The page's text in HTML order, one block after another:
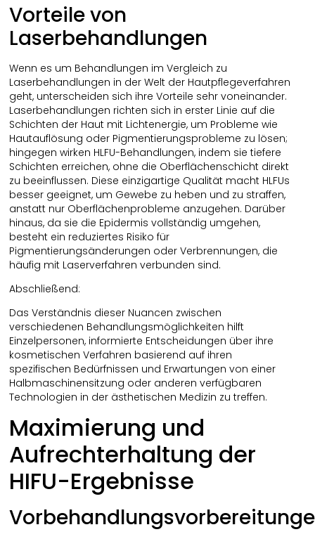
Vorteile von
Laserbehandlungen
Wenn es um Behandlungen im Vergleich zu
Laserbehandlungen in der Welt der Hautpflegeverfahren
geht, unterscheiden sich ihre Vorteile sehr voneinander.
Laserbehandlungen richten sich in erster Linie auf die
Schichten der Haut mit Lichtenergie, um Probleme wie
Hautauflösung oder Pigmentierungsprobleme zu lösen;
hingegen wirken HLFU-Behandlungen, indem sie tiefere
Schichten erreichen, ohne die Oberflächenschicht direkt
zu beeinflussen. Diese einzigartige Qualität macht HLFUs
besser geeignet, um Gewebe zu heben und zu straffen,
anstatt nur Oberflächenprobleme anzugehen. Darüber
hinaus, da sie die Epidermis vollständig umgehen,
besteht ein reduziertes Risiko für
Pigmentierungsänderungen oder Verbrennungen, die
häufig mit Laserverfahren verbunden sind.
Abschließend:
Das Verständnis dieser Nuancen zwischen
verschiedenen Behandlungsmöglichkeiten hilft
Einzelpersonen, informierte Entscheidungen über ihre
kosmetischen Verfahren basierend auf ihren
spezifischen Bedürfnissen und Erwartungen von einer
Halbmaschinensitzung oder anderen verfügbaren
Technologien in der ästhetischen Medizin zu treffen.
Maximierung und
Aufrechterhaltung der
HIFU-Ergebnisse